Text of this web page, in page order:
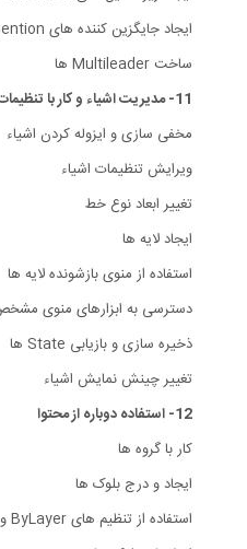
ایجاد جایگزین کننده های Dimention
ساخت Multileader ها
11- مدیریت اشیاء و کار با تنظیمات لایه ها
مخفی سازی و ایزوله کردن اشیاء
ویرایش تنظیمات اشیاء
تغییر ابعاد نوع خط
ایجاد لایه ها
استفاده از منوی بازشونده لایه ها
دسترسی به ابزارهای منوی
ذخیره سازی و بازیابی State ها
تغییر چینش نمایش اشیاء
12- استفاده دوباره از محتوا
کار با گروه ها
ایجاد و درج بلوک ها
استفاده از تنظیم های ByLayer و ByBlock اشیاء